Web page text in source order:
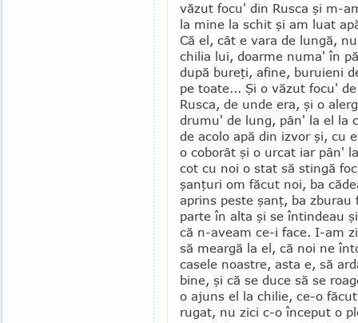
văzut focu' din Rusca şi m-
la mine la schit şi am luat
Că el, cât e vara de lun­gă,
chilia lui, doarme numa' în
după bureţi, afine, buruieni
pe toate... Şi o văzut focu'
Rus­ca, de unde era, şi o
drumu' de lung, pân' la el la
de acolo apă din izvor şi, cu
o coborât şi o urcat iar pân'
cot cu noi o stat să stingă
şanţuri om făcut noi, ba
aprins peste şanţ, ba zburau
parte în alta şi se întindeau
că n-aveam ce-i face. I-am
să meargă la el, că noi ne
casele noastre, asta e, să
bine, şi că se duce să se
o ajuns el la chilie, ce-o
rugat, nu zici c-o început o